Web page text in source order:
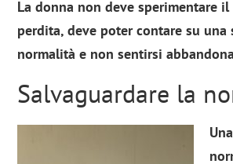
La donna non deve sperimentare il
perdita, deve poter contare su una
normalità e non sentirsi
Salvaguardare la